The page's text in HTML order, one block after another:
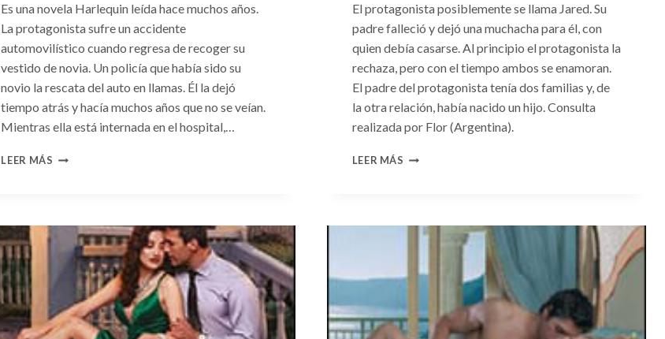
Es una novela Harlequin leída hace muchos años.
La protagonista sufre un accidente
automovilístico cuando regresa de recoger su
vestido de novia. Un policía que había sido su
novio la rescata del auto en llamas. Él la dejó
tiempo atrás y hacía muchos años que no se veían.
Mientras ella está internada en el hospital,…
LEER MÁS CONSULTA
El protagonista posiblemente se llama Jared. Su
padre falleció y dejó una muchacha para él, con
quien debía casarse. Al principio el protagonista la
rechaza, pero con el tiempo ambos se enamoran.
El padre del protagonista tenía dos familias y, de
la otra relación, había nacido un hijo. Consulta
realizada por Flor (Argentina).
LEER MÁS CONSULTA